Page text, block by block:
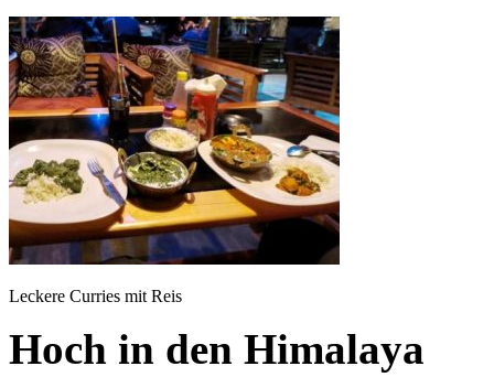
Leckere Curries mit Reis
Hoch in den Himalaya